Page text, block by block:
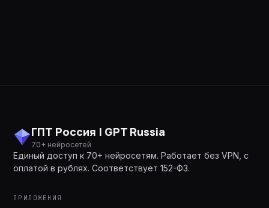
ГПТ Россия | GPT Russia
70+ нейросетей
Единый доступ к 70+ нейросетям. Работает без VPN, с
оплатой в рублях. Соответствует 152-ФЗ.
ПРИЛОЖЕНИЯ